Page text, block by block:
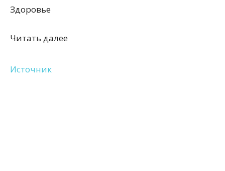
Здоровье
Читать далее
Источник